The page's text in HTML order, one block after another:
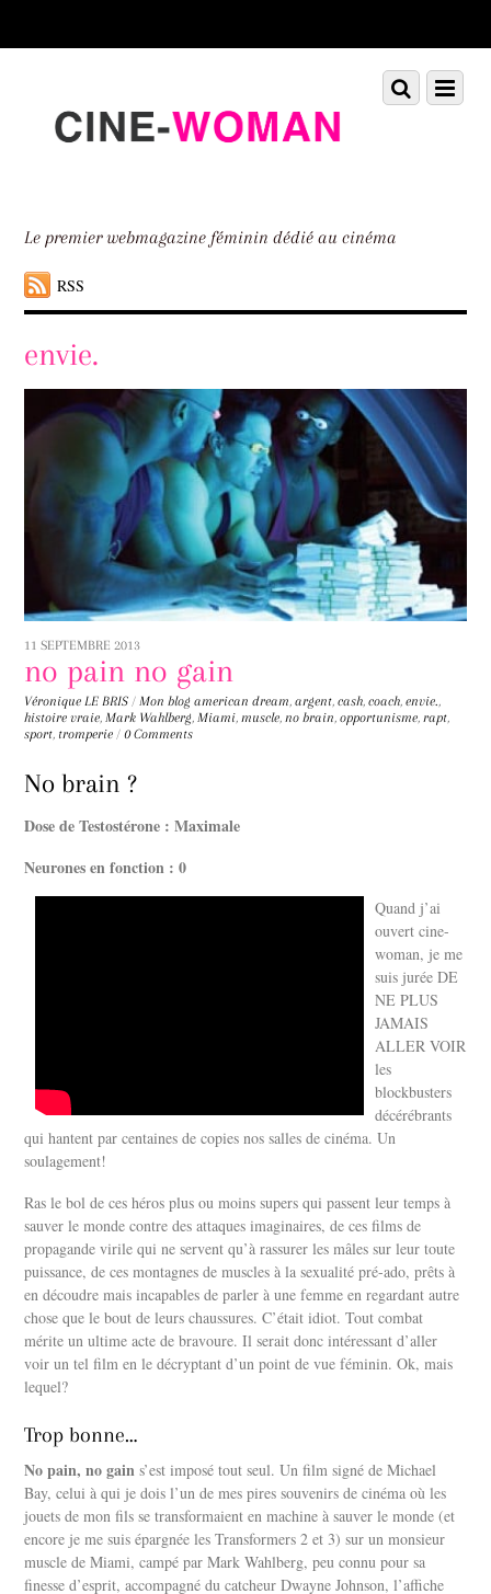
down
Le premier webmagazine féminin dédié au cinéma
RSS
Menu
Scroll
down
envie.
11 SEPTEMBRE 2013
no pain no gain
Véronique LE BRIS / Mon blog american dream,argent,cash,coach,envie.,
histoire vraie, Mark Wahlberg, Miami, muscle, no brain,opportunisme, rapt,
sport, tromperie / 0 Comments
No brain ?
Dose de Testostérone : Maximale
Neurones en fonction : 0
Quand j’ai
ouvert cine-
woman, je me
suis jurée DE
NE PLUS
JAMAIS
ALLER VOIR
les
blockbusters
décérébrants
qui hantent par centaines de copies nos salles de cinéma. Un
soulagement!
Ras le bol de ces héros plus ou moins supers qui passent leur temps à
sauver le monde contre des attaques imaginaires, de ces films de
propagande virile qui ne servent qu’à rassurer les mâles sur leur toute
puissance, de ces montagnes de muscles à la sexualité pré-ado, prêts à
en découdre mais incapables de parler à une femme en regardant autre
chose que le bout de leurs chaussures. C’était idiot. Tout combat
mérite un ultime acte de bravoure. Il serait donc intéressant d’aller
voir un tel film en le décryptant d’un point de vue féminin. Ok, mais
lequel?
Trop bonne…
No pain, no gain s’est imposé tout seul. Un film signé de Michael
Bay, celui à qui je dois l’un de mes pires souvenirs de cinéma où les
jouets de mon fils se transformaient en machine à sauver le monde (et
encore je me suis épargnée les Transformers 2 et 3) sur un monsieur
muscle de Miami, campé par Mark Wahlberg, peu connu pour sa
finesse d’esprit, accompagné du catcheur Dwayne Johnson, l’affiche